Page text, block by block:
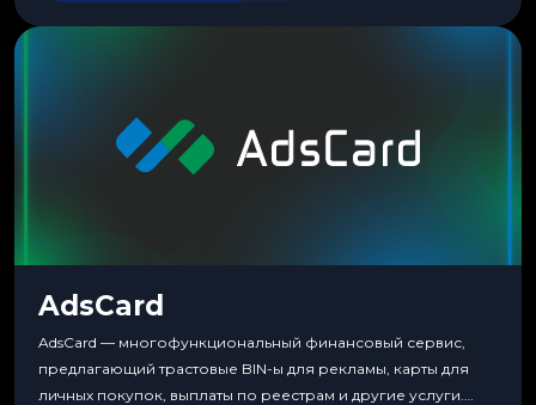
AdsCard
AdsCard — многофункциональный финансовый сервис,
предлагающий трастовые BIN-ы для рекламы, карты для
личных покупок, выплаты по реестрам и другие услуги.